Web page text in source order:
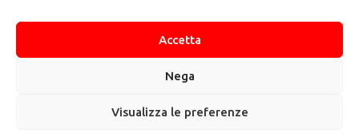
Accetta
Nega
Visualizza le preferenze
snc -
@2024 Team Venditti | Tutti i diritti sono